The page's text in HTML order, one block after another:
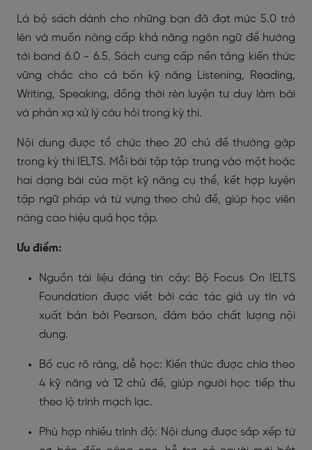
Là bộ sách dành cho những bạn đã đạt mức 5.0 trở
lên và muốn nâng cấp khả năng ngôn ngữ để hướng
tới band 6.0 - 6.5. Sách cung cấp nền tảng kiến thức
vững chắc cho cả bốn kỹ năng Listening, Reading,
Writing, Speaking, đồng thời rèn luyện tư duy làm bài
và phản xạ xử lý câu hỏi trong kỳ thi.
Nội dung được tổ chức theo 20 chủ đề thường gặp
trong kỳ thi IELTS. Mỗi bài tập tập trung vào một hoặc
hai dạng bài của một kỹ năng cụ thể, kết hợp luyện
tập ngữ pháp và từ vựng theo chủ đề, giúp học viên
nâng cao hiệu quả học tập.
Ưu điểm:
Nguồn tài liệu đáng tin cậy: Bộ Focus On IELTS
Foundation được viết bởi các tác giả uy tín và
xuất bản bởi Pearson, đảm bảo chất lượng nội
dung.
Bố cục rõ ràng, dễ học: Kiến thức được chia theo
4 kỹ năng và 12 chủ đề, giúp người học tiếp thu
theo lộ trình mạch lạc.
Phù hợp nhiều trình độ: Nội dung được sắp xếp từ